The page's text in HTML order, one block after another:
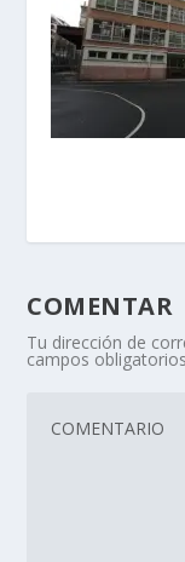
COMENTAR
Tu dirección de
campos